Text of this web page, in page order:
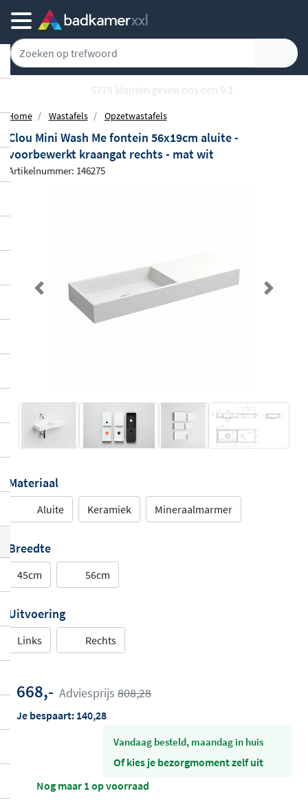
5779 klanten geven ons een 9.1
Home Wastafels Opzetwastafels
Clou Mini Wash Me fontein 56x19cm aluite -
voorbewerkt kraangat rechts - mat wit
Artikelnummer: 146275
Previous Next
Materiaal
Aluite Keramiek Mineraalmarmer
Breedte
45cm 56cm
Uitvoering
Links Rechts
668,- Adviesprijs 808,28
Je bespaart: 140,28
vandaag besteld, maandag in huis
Of kies je bezorgmoment zelf uit
Nog maar 1 op voorraad